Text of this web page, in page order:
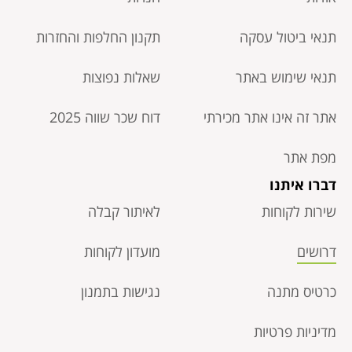
תנאי ביטול עסקה​ תקנון החלפות והחזרות
תנאי שימוש באתר שאלות נפוצות
אתר זה אינו אתר מכירתי דוח שכר שווה 2025
מפת אתר
דברו איתנו
שירות לקוחות
לאיתור קבלה
דרושים מועדון לקוחות
כרטיס מתנה נגישות בתמנון
מדיניות פרטיות